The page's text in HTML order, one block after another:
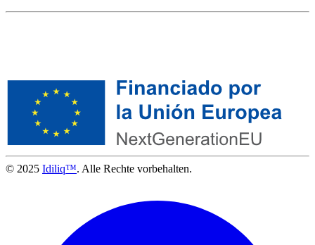
© 2025 Idiliq™. Alle Rechte vorbehalten.